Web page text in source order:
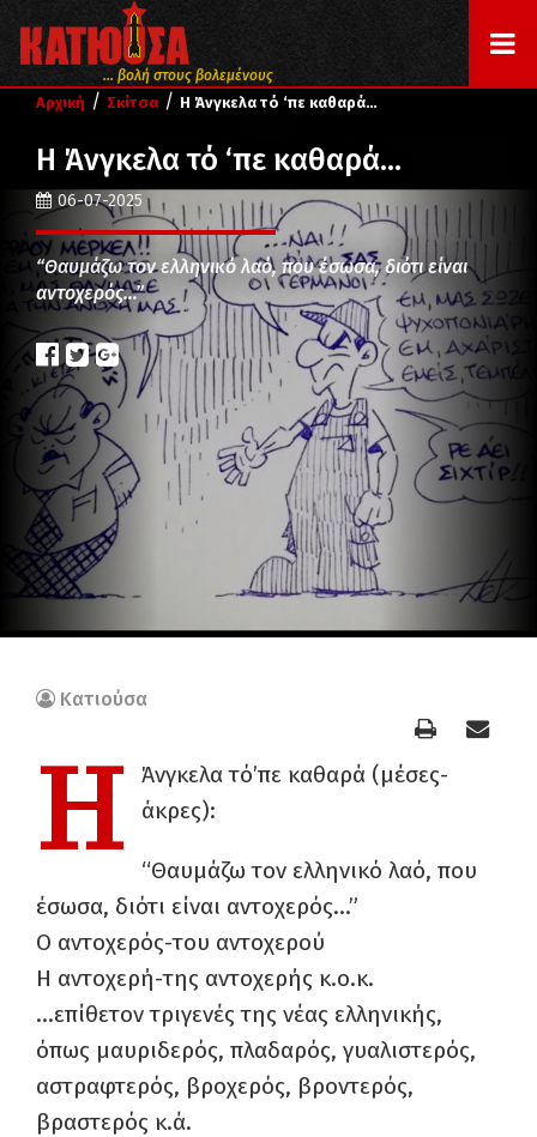
... βολή στους βολεμένους
Αρχική / Σκίτσα / Η Άνγκελα τό ‘πε καθαρά…
Η Άνγκελα τό ‘πε καθαρά…
06-07-2025
“Θαυμάζω τον ελληνικό λαό, που έσωσα, διότι είναι
αντοχερός…”
Κατιούσα
Η
Άνγκελα τό’πε καθαρά (μέσες-
άκρες):
“Θαυμάζω τον ελληνικό λαό, που
έσωσα, διότι είναι αντοχερός…”
Ο αντοχερός-του αντοχερού
Η αντοχερή-της αντοχερής κ.ο.κ.
…επίθετον τριγενές της νέας ελληνικής,
όπως μαυριδερός, πλαδαρός, γυαλιστερός,
αστραφτερός, βροχερός, βροντερός,
βραστερός κ.ά.